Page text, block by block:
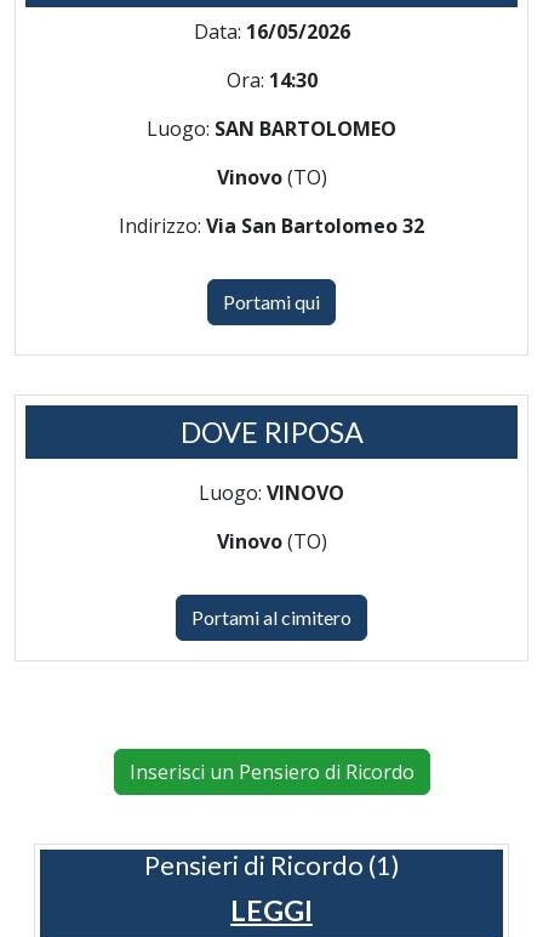
Data: 16/05/2026
Ora: 14:30
Luogo: SAN BARTOLOMEO
Vinovo(TO)
Indirizzo: Via San Bartolomeo 32
Portami qui
DOVE RIPOSA
Luogo: VINOVO
Vinovo(TO)
Portami al cimitero
Inserisci un Pensiero di Ricordo
Pensieri di Ricordo (1)
LEGGI